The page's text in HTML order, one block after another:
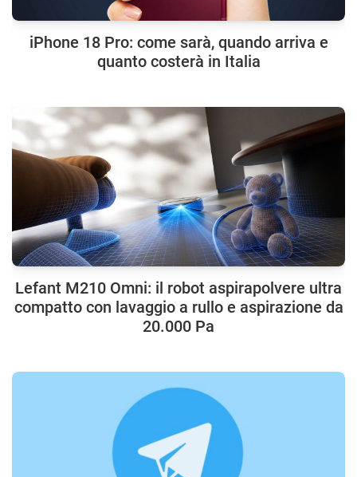
iPhone 18 Pro: come sarà, quando arriva e
quanto costerà in Italia
Lefant M210 Omni: il robot aspirapolvere ultra
compatto con lavaggio a rullo e aspirazione da
20.000 Pa